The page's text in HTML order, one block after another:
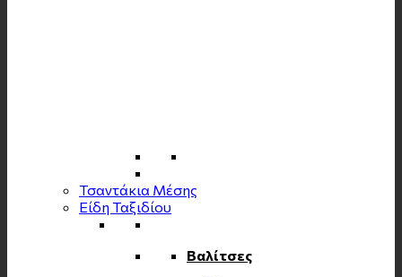
Τσαντάκια Μέσης
Είδη Ταξιδίου
Βαλίτσες